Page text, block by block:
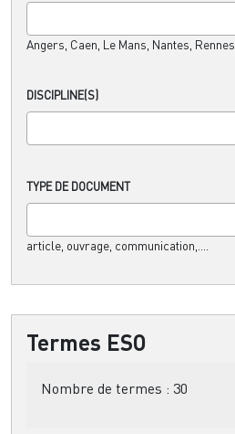
Angers, Caen, Le Mans, Nantes, Rennes
DISCIPLINE(S)
TYPE DE DOCUMENT
article, ouvrage, communication,....
Termes ESO
Nombre de termes : 30